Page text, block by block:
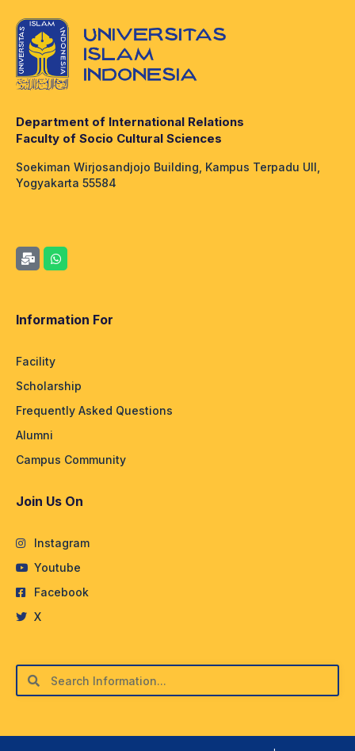
Department of International Relations
Faculty of Socio Cultural Sciences
Soekiman Wirjosandjojo Building, Kampus Terpadu UII,
Yogyakarta 55584
Information For
Facility
Scholarship
Frequently Asked Questions
Alumni
Campus Community
Join Us On
Instagram
Youtube
Facebook
X